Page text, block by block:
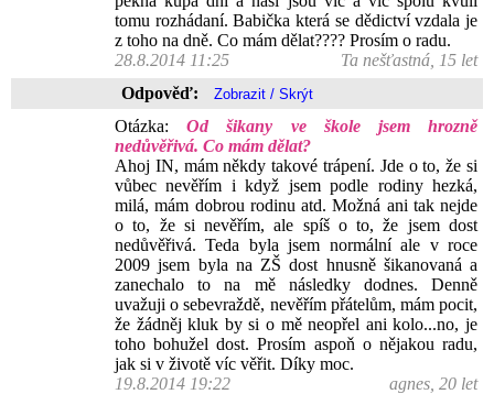
tomu rozhádaní. Babička která se dědictví vzdala je
z toho na dně. Co mám dělat???? Prosím o radu.
28.8.2014 11:25
Ta nešťastná, 15 let
Odpověď:
Otázka:Od šikany ve škole jsem hrozně
nedůvěřivá. Co mám dělat?
Ahoj IN, mám někdy takové trápení. Jde o to, že si
vůbec nevěřím i když jsem podle rodiny hezká,
milá, mám dobrou rodinu atd. Možná ani tak nejde
o to, že si nevěřím, ale spíš o to, že jsem dost
nedůvěřivá. Teda byla jsem normální ale v roce
2009 jsem byla na ZŠ dost hnusně šikanovaná a
zanechalo to na mě následky dodnes. Denně
uvažuji o sebevraždě, nevěřím přátelům, mám pocit,
že žádněj kluk by si o mě neopřel ani kolo...no, je
toho bohužel dost. Prosím aspoň o nějakou radu,
jak si v životě víc věřit. Díky moc.
19.8.2014 19:22
agnes, 20 let